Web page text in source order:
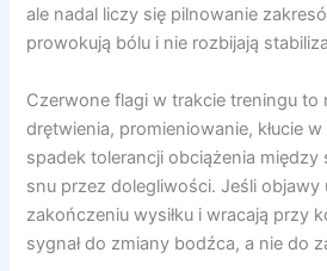
ale nadal liczy się pilnowanie
prowokują bólu i nie rozbijają
Czerwone flagi w trakcie treningu to
drętwienia, promieniowanie, kłucie
spadek tolerancji obciążenia między
snu przez dolegliwości. Jeśli objawy
zakończeniu wysiłku i wracają przy
sygnał do zmiany bodźca, a nie do